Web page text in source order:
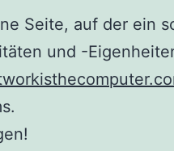
Seite, auf der ein
und -